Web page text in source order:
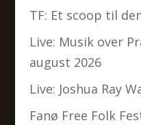
TF: Et scoop til
Live: Musik over
august 2026
Live: Joshua Ray
Fanø Free Folk